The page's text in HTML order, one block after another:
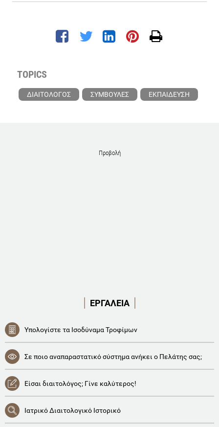
TOPICS
ΔΙΑΙΤΟΛΟΓΟΣ ΣΥΜΒΟΥΛΕΣ ΕΚΠΑΙΔΕΥΣΗ
Προβολή
ΕΡΓΑΛΕΙΑ
Υπολογίστε τα Ισοδύναμα Τροφίμων
Σε ποιο αναπαραστατικό σύστημα ανήκει ο Πελάτης σας;
Είσαι διαιτολόγος; Γίνε καλύτερος!
Ιατρικό Διαιτολογικό Ιστορικό